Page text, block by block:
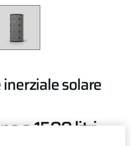
solare
a 1500 litri